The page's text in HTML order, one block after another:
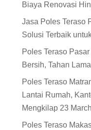
Biaya Renovasi
Jasa Poles Teraso
Solusi Terbaik
Poles Teraso
Bersih, Tahan Lama
Poles Teraso
Lantai Rumah,
Mengkilap 23
Poles Teraso